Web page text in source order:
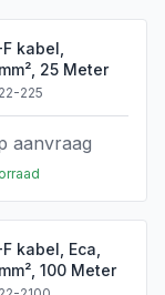
kabel,
25 Meter
225
aanvraag
kabel, Eca,
100 Meter